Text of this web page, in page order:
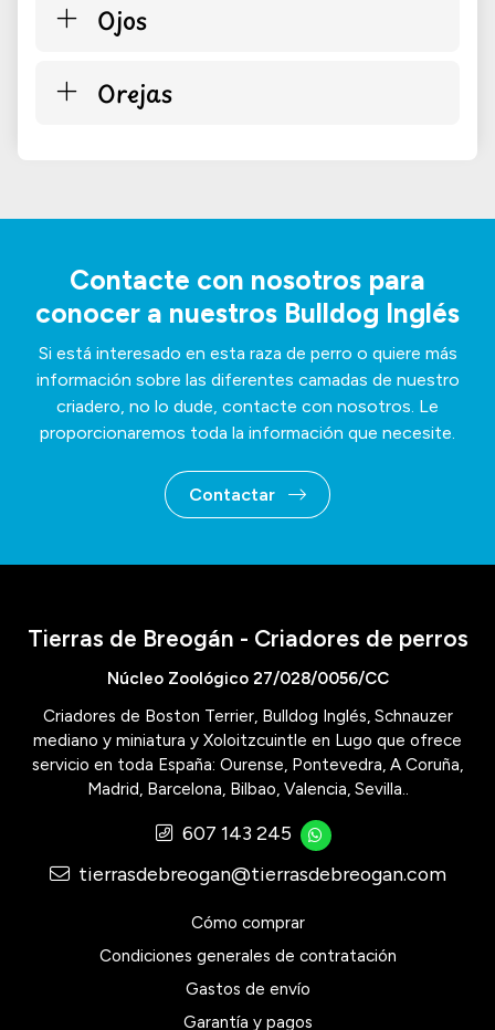
Ojos
Orejas
Contacte con nosotros para
conocer a nuestros Bulldog Inglés
Si está interesado en esta raza de perro o quiere más
información sobre las diferentes camadas de nuestro
criadero, no lo dude, contacte con nosotros. Le
proporcionaremos toda la información que necesite.
Contactar
Tierras de Breogán - Criadores de perros
Núcleo Zoológico 27/028/0056/CC
Criadores de Boston Terrier, Bulldog Inglés, Schnauzer
mediano y miniatura y Xoloitzcuintle en Lugo que ofrece
servicio en toda España: Ourense, Pontevedra, A Coruña,
Madrid, Barcelona, Bilbao, Valencia, Sevilla..
607 143 245
tierrasdebreogan@tierrasdebreogan.com
Cómo comprar
Condiciones generales de contratación
Gastos de envío
Garantía y pagos